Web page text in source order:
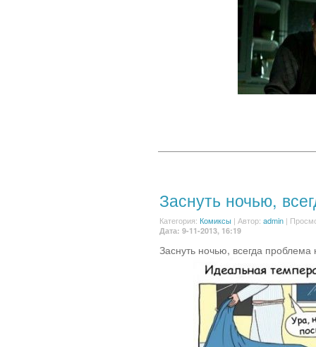
Заснуть ночью,
Категория: Комиксы | Автор: admin |
Дата: 9-11-2013, 16:19
Заснуть ночью, всегда